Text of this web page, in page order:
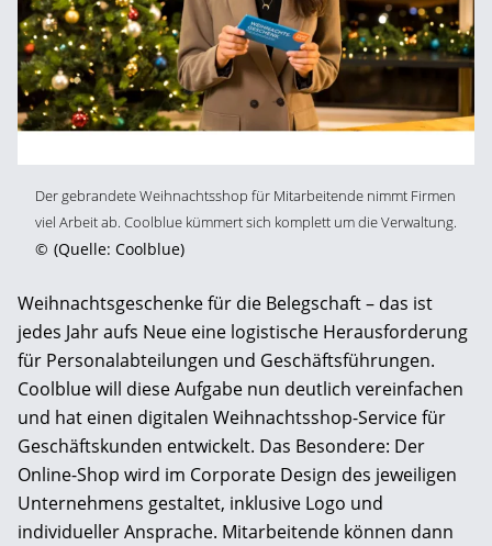
Der gebrandete Weihnachtsshop für Mitarbeitende nimmt Firmen
viel Arbeit ab. Coolblue kümmert sich komplett um die Verwaltung.
© (Quelle: Coolblue)
Weihnachtsgeschenke für die Belegschaft – das ist
jedes Jahr aufs Neue eine logistische Herausforderung
für Personalabteilungen und Geschäftsführungen.
Coolblue will diese Aufgabe nun deutlich vereinfachen
und hat einen digitalen Weihnachtsshop-Service für
Geschäftskunden entwickelt. Das Besondere: Der
Online-Shop wird im Corporate Design des jeweiligen
Unternehmens gestaltet, inklusive Logo und
individueller Ansprache. Mitarbeitende können dann